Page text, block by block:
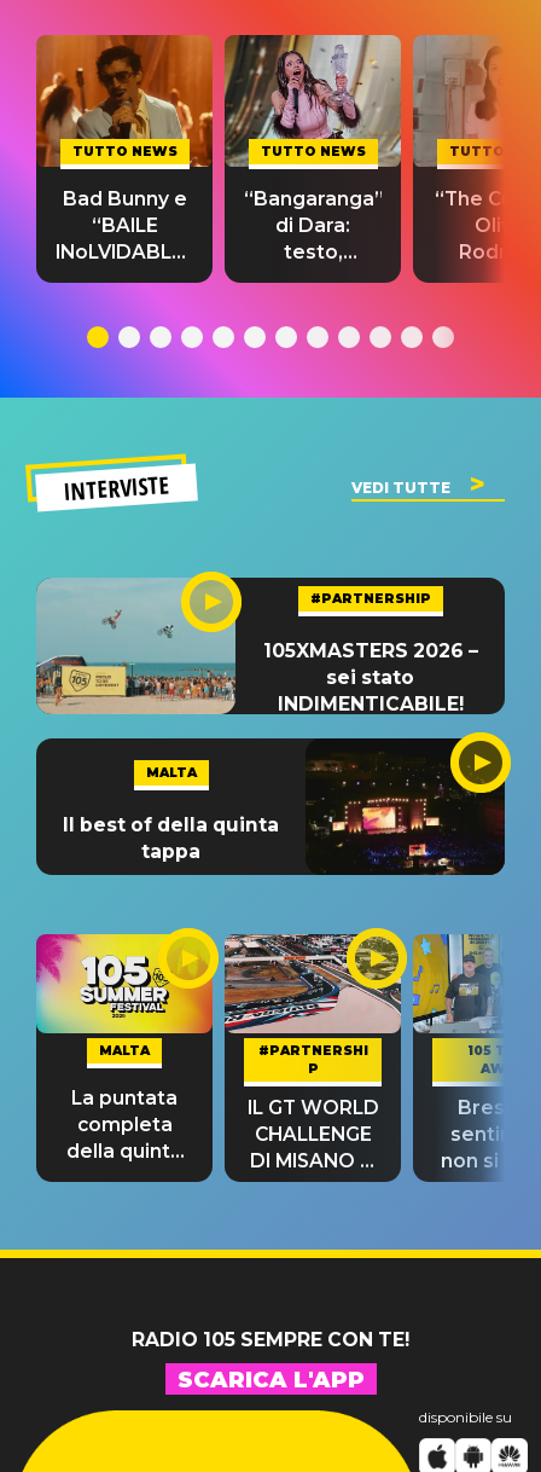
TUTTO NEWS
Bad Bunny e
“BAILE
INoLVIDABLE”:
testo,
significato
TUTTO NEWS
“Bangaranga”
di Dara:
testo,
traduzione e
del singolo
TUTTO
“The
Olivia
testo,
INTERVISTE VEDI TUTTE
#PARTNERSHIP
105XMASTERS 2026 –
sei stato
INDIMENTICABILE!
MALTA
Il best of della quinta
tappa
MALTA
La puntata
completa
della quinta
tappa
#PARTNERSHI
P
IL GT WORLD
CHALLENGE
DI MISANO si
riconferma
105 TAKE
AWAY
Bresh:
non si
fino alla
RADIO 105 SEMPRE CON TE!
SCARICA L'APP
disponibile su